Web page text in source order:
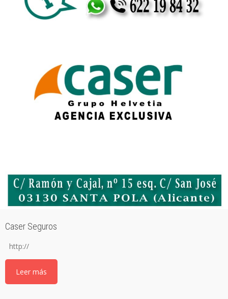
Caser Seguros
http://
Leer más